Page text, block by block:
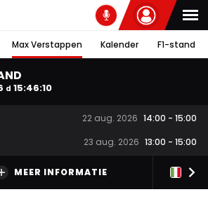
Max Verstappen Kalender F1-stand
d 15:46:09
22 aug. 2026 14:00 - 15:00
23 aug. 2026 13:00 - 15:00
MEER INFORMATIE